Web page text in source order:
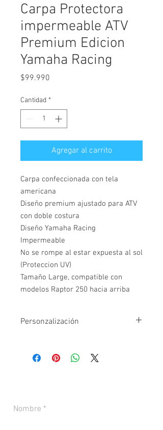
Carpa Protectora
impermeable ATV
Premium Edicion
Yamaha Racing
$99.990
Cantidad *
Agregar al carrito
Carpa confeccionada con tela
americana
Diseño premium ajustado para ATV
con doble costura
Diseño Yamaha Racing
Impermeable
No se rompe al estar expuesta al sol
(Proteccion UV)
Tamaño Large, compatible con
modelos Raptor 250 hacia arriba
Personzalización
FRENTE: Nombre y numero del piloto
COSTADO: marca moto / Club, etc